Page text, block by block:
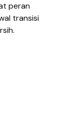
peran
transisi